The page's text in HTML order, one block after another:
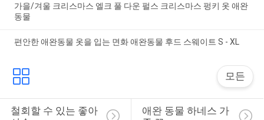
가을/겨울 크리스마스 엘크 풀 다운 펄스 크리스마스 펑키 옷 애완
동물
편안한 애완동물 옷을 입는 면화 애완동물 후드 스웨이트 S - XL
모든
철회할 수 있는 좋아
애완 동물 하네스 가